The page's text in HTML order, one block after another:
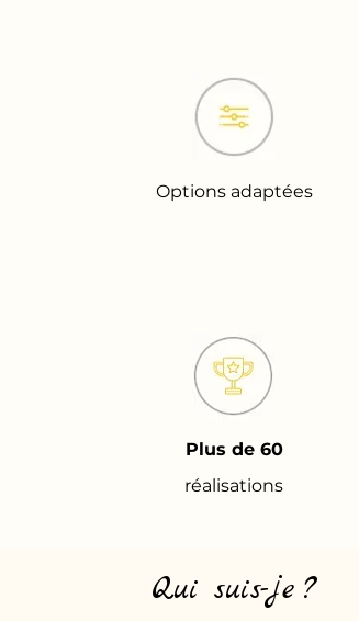
Options adaptées
Plus de 60
réalisations
Qui suis-je ?